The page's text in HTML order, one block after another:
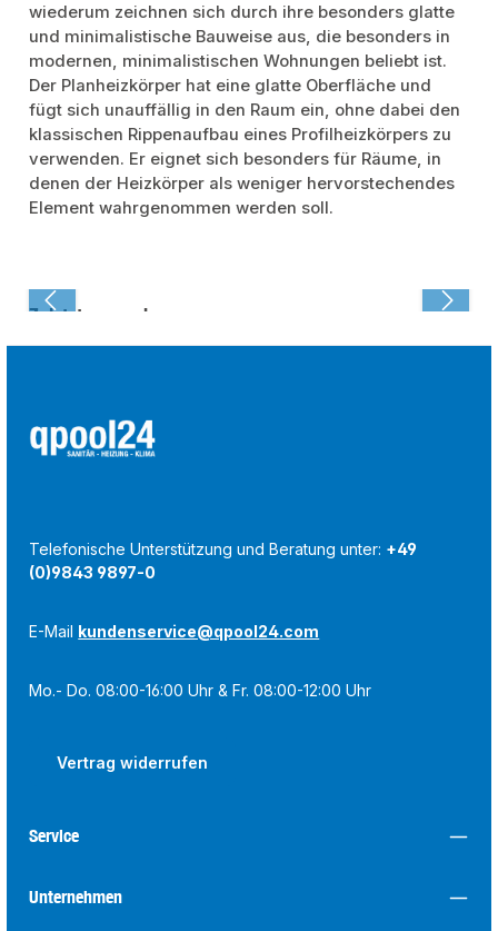
wiederum zeichnen sich durch ihre besonders glatte
und minimalistische Bauweise aus, die besonders in
modernen, minimalistischen Wohnungen beliebt ist.
Der Planheizkörper hat eine glatte Oberfläche und
fügt sich unauffällig in den Raum ein, ohne dabei den
klassischen Rippenaufbau eines Profilheizkörpers zu
verwenden. Er eignet sich besonders für Räume, in
denen der Heizkörper als weniger hervorstechendes
Element wahrgenommen werden soll.
Zuletzt angesehen:
Telefonische Unterstützung und Beratung unter: +49
(0)9843 9897-0
E-Mail kundenservice@qpool24.com
Mo.- Do. 08:00-16:00 Uhr & Fr. 08:00-12:00 Uhr
Vertrag widerrufen
Service
Unternehmen